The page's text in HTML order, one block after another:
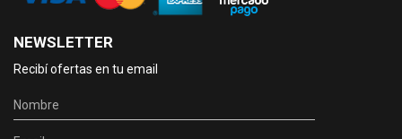
NEWSLETTER
Recibí ofertas en tu email